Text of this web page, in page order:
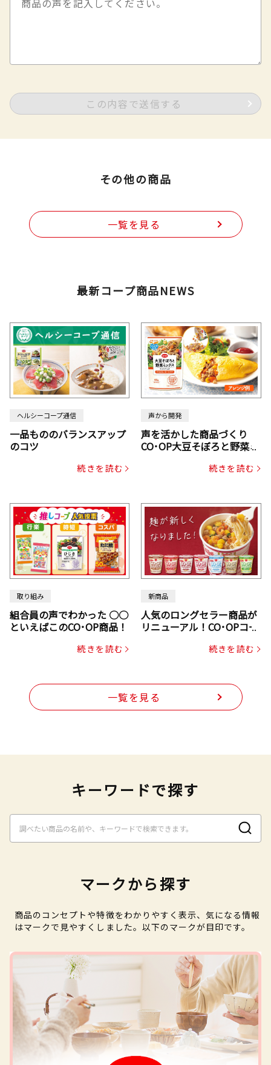
この内容で送信する
その他の商品
一覧を見る
最新コープ商品NEWS
ヘルシーコープ通信
一品もののバランスアップ
のコツ
続きを読む
声から開発
声を活かした商品づくり
CO･OP大豆そぼろと野菜ミ
じん・コーン入り）続きを読む
取り組み
組合員の声でわかった ○○
といえばこのCO･OP商品！
続きを読む
新商品
人気のロングセラー商品が
リニューアル！CO･OPコー
続きを読む
一覧を見る
キーワードで探す
マークから探す
商品のコンセプトや特徴をわかりやすく表示、気になる情報
はマークで見やすくしました。以下のマークが目印です。